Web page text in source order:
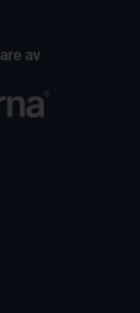
av